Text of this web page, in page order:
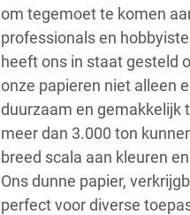
om tegemoet te komen
professionals en
heeft ons in staat gesteld
onze papieren niet alleen
duurzaam en gemakkelijk
meer dan 3.000 ton
breed scala aan kleuren
Ons dunne papier,
perfect voor diverse